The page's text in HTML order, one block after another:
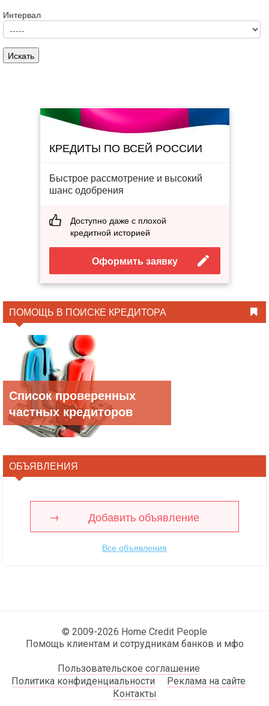
Интервал
КРЕДИТЫ ПО ВСЕЙ РОССИИ
Быстрое рассмотрение и высокий
шанс одобрения
Доступно даже с плохой
кредитной историей
Оформить заявку
ПОМОЩЬ В ПОИСКЕ КРЕДИТОРА
Список проверенных
частных кредиторов
ОБЪЯВЛЕНИЯ
Добавить объявление
Все объявления
© 2009-2026 Home Credit People
Помощь клиентам и сотрудникам банков и мфо
Пользовательское соглашение
Политика конфиденциальности
Реклама на сайте
Контакты